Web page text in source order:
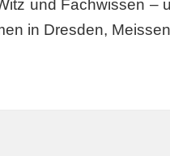
und Fachwissen –
in Dresden,